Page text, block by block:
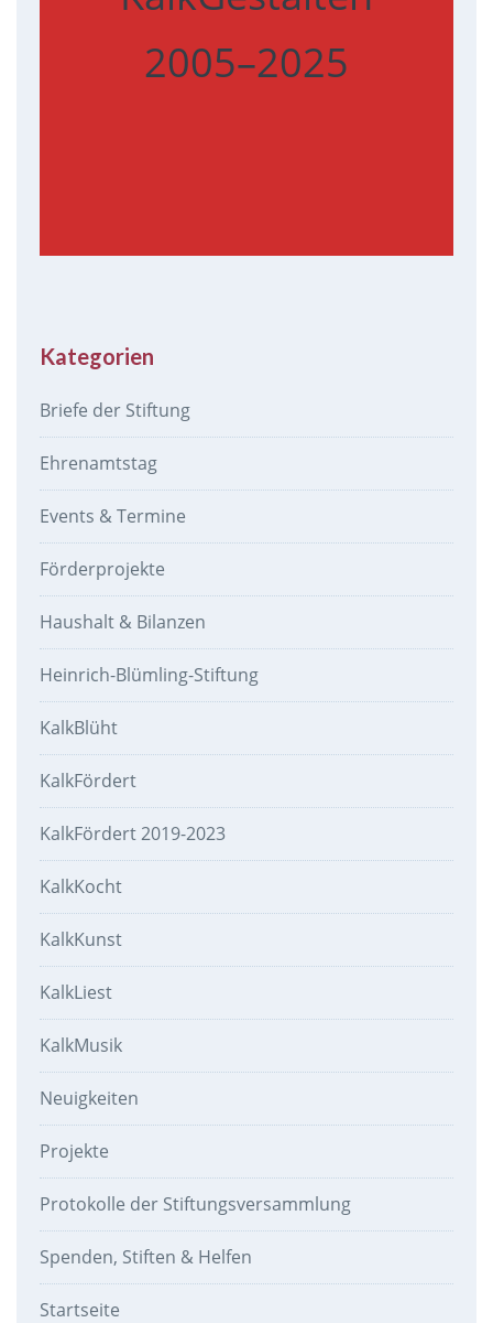
2005–2025
Kategorien
Briefe der Stiftung
Ehrenamtstag
Events & Termine
Förderprojekte
Haushalt & Bilanzen
Heinrich-Blümling-Stiftung
KalkBlüht
KalkFördert
KalkFördert 2019-2023
KalkKocht
KalkKunst
KalkLiest
KalkMusik
Neuigkeiten
Projekte
Protokolle der Stiftungsversammlung
Spenden, Stiften & Helfen
Startseite